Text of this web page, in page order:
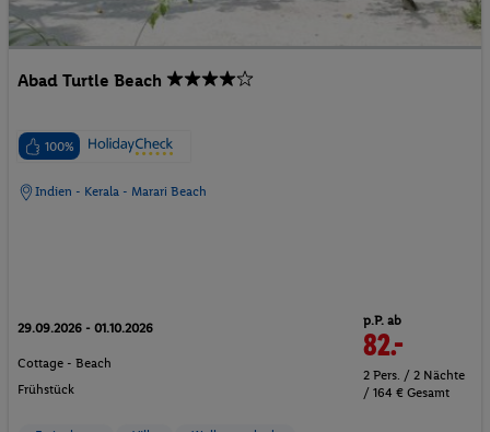
Abad Turtle Beach
100%
Indien - Kerala - Marari Beach
29.09.2026 - 01.10.2026
Cottage - Beach
Frühstück
p.P. ab
82.-
2 Pers. / 2 Nächte
/ 164 € Gesamt